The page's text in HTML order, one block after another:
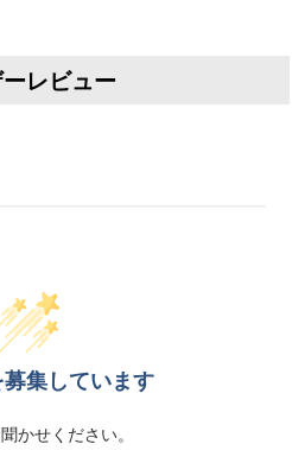
レビュー
集しています
かせください。